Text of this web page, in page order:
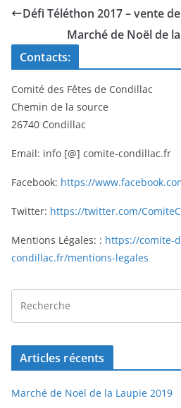
Défi Téléthon 2017 – vente
Marché de Noël de
Contacts:
Comité des Fêtes de Condillac
Chemin de la source
26740 Condillac
Email: info [@] comite-condillac.fr
Facebook: https://
Twitter: https://twitter.com/
Mentions Légales: : https://comite-
condillac.fr/mentions-legales
Articles récents
Marché de Noël de la Laupie 2019